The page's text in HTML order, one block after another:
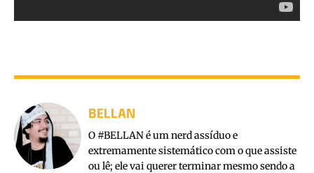
BELLAN
O #BELLAN é um nerd assíduo e
extremamente sistemático com o que assiste
ou lê; ele vai querer terminar mesmo sendo a